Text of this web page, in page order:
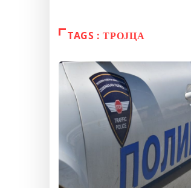
TAGS : ТРОЈЦА